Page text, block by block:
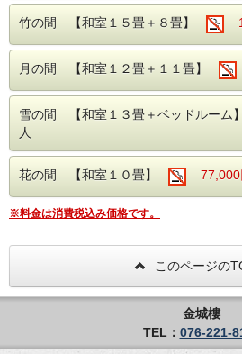
石川県のブランドガニであ
使った期間限定の会席料理
日本海の海の幸、地元金沢
それらの旬をしっかり把握
継承した器類、美術品で彩る
目に美しく、舌で納得。当
いませ。
も
ワンランク上の会席コース
※ご予約をお受けしても時
合は
ご相談させて頂く事がござい
客室内冷蔵庫のお飲み物を
・金沢地酒 加賀太鼓
・能登塩サイダー
竹の間 【和室１５畳＋８畳】
月の間 【和室１２畳＋１１畳】
雪の間 【和室１３畳＋ベッドルーム
人
花の間 【和室１０畳】 77,000
※料金は消費税込み価格です。
このページの
金城樓
TEL： 076-221-